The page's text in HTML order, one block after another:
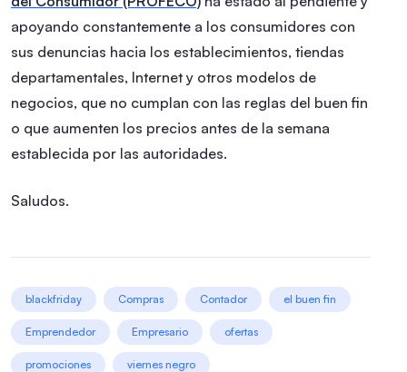
apoyando constantemente a los consumidores con
sus denuncias hacia los establecimientos, tiendas
departamentales, Internet y otros modelos de
negocios, que no cumplan con las reglas del buen fin
o que aumenten los precios antes de la semana
establecida por las autoridades.
Saludos.
blackfriday Compras Contador el buen fin
Emprendedor Empresario ofertas
promociones viernes negro